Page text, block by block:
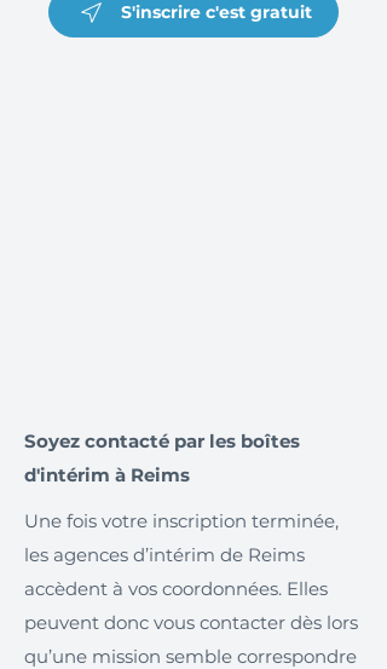
S'inscrire c'est gratuit
Soyez contacté par les boîtes
d'intérim à Reims
Une fois votre inscription terminée,
les agences d’intérim de Reims
accèdent à vos coordonnées. Elles
peuvent donc vous contacter dès lors
qu’une mission semble correspondre